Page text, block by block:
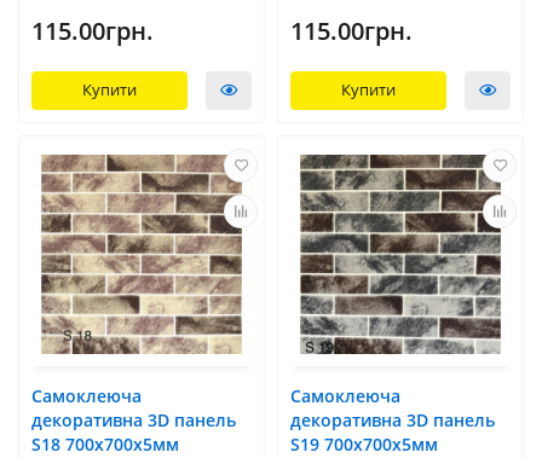
115.00грн.
Купити
115.00грн.
Купити
Самоклеюча
декоративна 3D панель
S18 700x700х5мм
Самоклеюча
декоративна 3D панель
S19 700x700х5мм